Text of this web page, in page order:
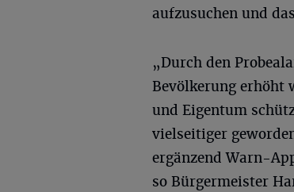
aufzusuchen und
„Durch den
Bevölkerung erhöht
und Eigentum
vielseitiger
ergänzend Warn-
so Bürgermeister